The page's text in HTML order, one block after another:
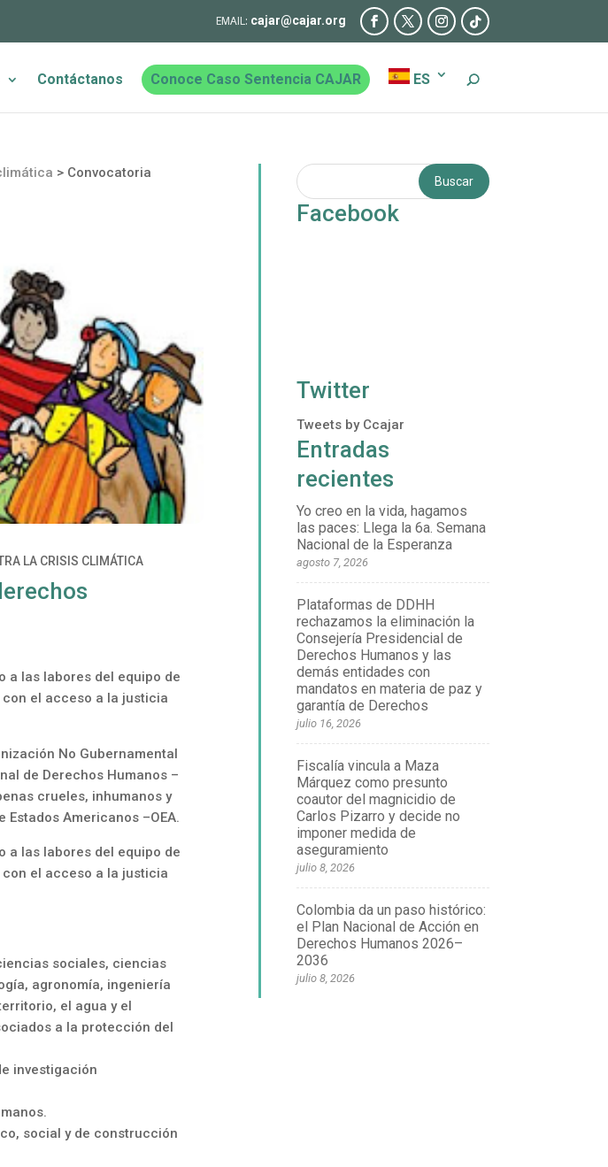
cajar@cajar.org
Contáctanos Conoce Caso Sentencia CAJAR ES
> Convocatoria
LA CRISIS CLIMÁTICA
a las labores del equipo de
el acceso a la justicia
No Gubernamental
de Derechos Humanos –
crueles, inhumanos y
Americanos –OEA.
a las labores del equipo de
el acceso a la justicia
sociales, ciencias
agronomía, ingeniería
el agua y el
a la protección del
investigación
social y de construcción
Facebook
Twitter
Tweets by Ccajar
Entradas
recientes
Yo creo en la vida, hagamos
las paces: Llega la 6a. Semana
Nacional de la Esperanza
agosto 7, 2026
Plataformas de DDHH
rechazamos la eliminación la
Consejería Presidencial de
Derechos Humanos y las
demás entidades con
mandatos en materia de paz y
garantía de Derechos
julio 16, 2026
Fiscalía vincula a Maza
Márquez como presunto
coautor del magnicidio de
Carlos Pizarro y decide no
imponer medida de
aseguramiento
julio 8, 2026
Colombia da un paso histórico:
el Plan Nacional de Acción en
Derechos Humanos 2026–
2036
julio 8, 2026